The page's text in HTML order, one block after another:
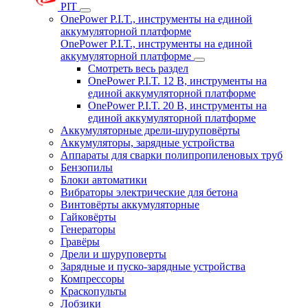
PIT
OnePower P.I.T., инструменты на единой
аккумуляторной платформе
OnePower P.I.T., инструменты на единой
аккумуляторной платформе
Смотреть весь раздел
OnePower P.I.T. 12 В, инструменты на
единой аккумуляторной платформе
OnePower P.I.T. 20 В, инструменты на
единой аккумуляторной платформе
Аккумуляторные дрели-шуруповёрты
Аккумуляторы, зарядные устройства
Аппараты для сварки полипропиленовых труб
Бензопилы
Блоки автоматики
Вибраторы электрические для бетона
Винтовёрты аккумуляторные
Гайковёрты
Генераторы
Гравёры
Дрели и шуруповерты
Зарядные и пуско-зарядные устройства
Компрессоры
Краскопульты
Лобзики